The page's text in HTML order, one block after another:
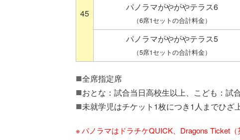
45
パノラマがやがやテラス6
（6席1セットの合計料金）
パノラマがやがやテラス5
（5席1セットの合計料金）
全席指定席
おとな：試合当日高校生以上、こども：試
未就学児はチケット1枚につき1人までひ
パノラマはドラチケQUICK、Dragons Ticket